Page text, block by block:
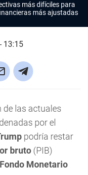
más difíciles para
más ajustadas
13:15
de las actuales
por el
podría restar
bruto (PIB)
Fondo Monetario